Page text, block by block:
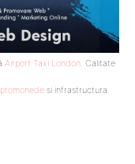
Airport Taxi London. Calitate
si infrastructura